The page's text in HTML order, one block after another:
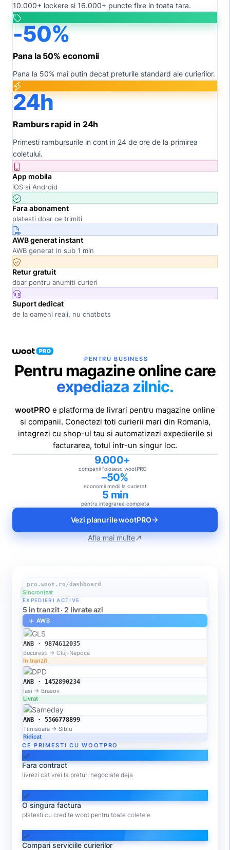
10.000+ lockere si 16.000+ puncte fixe in toata tara.
-50%
Pana la 50% economii
Pana la 50% mai putin decat preturile standard ale curierilor.
24h
Ramburs rapid in 24h
Primesti rambursurile in cont in 24 de ore de la primirea
coletului.
App mobila
iOS si Android
Fara abonament
platesti doar ce trimiti
AWB generat instant
AWB generat in sub 1 min
Retur gratuit
doar pentru anumiti curieri
Suport dedicat
de la oameni reali, nu chatbots
·PENTRU BUSINESS
Pentru magazine online care
expediaza zilnic.
wootPRO e platforma de livrari pentru magazine online
si companii. Conectezi toti curierii mari din Romania,
integrezi cu shop-ul tau si automatizezi expedierile si
facturarea, totul intr-un singur loc.
9.000+
companii folosesc wootPRO
–50%
economii medii la curierat
5 min
pentru integrarea completa
Vezi planurile wootPROarrow_forward
Afla mai multe north_east
pro.woot.ro/dashboard
Sincronizat
EXPEDIERI ACTIVE
5 in tranzit · 2 livrate azi
add AWB
AWB · 9874612035
Bucuresti → Cluj-Napoca
In tranzit
AWB · 1452890234
Iasi → Brasov
Livrat
AWB · 5566778899
Timisoara → Sibiu
Ridicat
CE PRIMESTI CU WOOTPRO
check
Fara contract
livrezi cat vrei la preturi negociate deja
check
O singura factura
platesti cu credite woot pentru toate coletele
check
Compari serviciile curierilor